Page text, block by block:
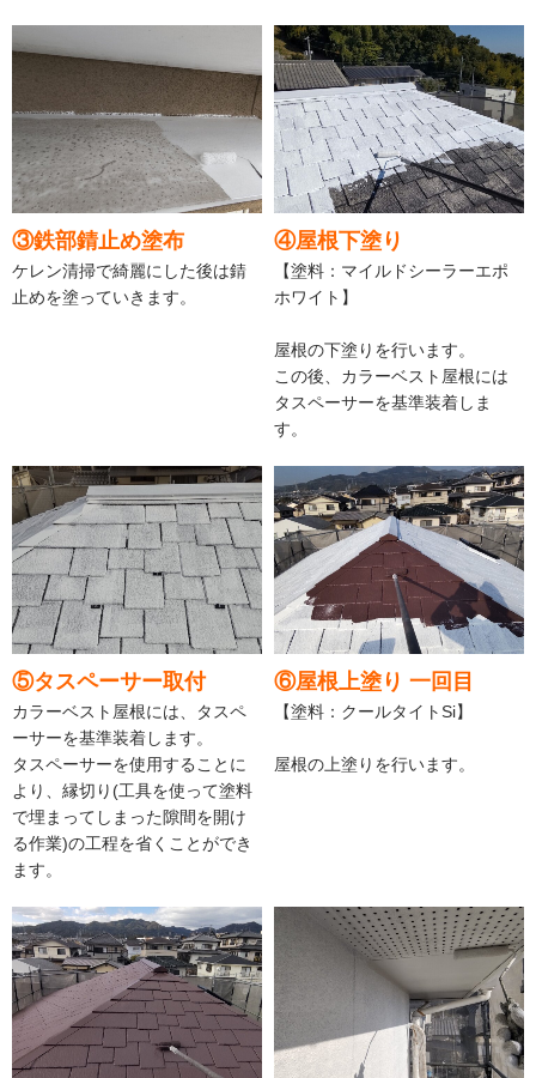
③鉄部錆止め塗布
ケレン清掃で綺麗にした後は錆
止めを塗っていきます。
④屋根下塗り
【塗料：マイルドシーラーエポ
ホワイト】
屋根の下塗りを行います。
この後、カラーベスト屋根には
タスペーサーを基準装着しま
す。
⑤タスペーサー取付
カラーベスト屋根には、タスペ
ーサーを基準装着します。
タスペーサーを使用することに
より、縁切り(工具を使って塗料
で埋まってしまった隙間を開け
る作業)の工程を省くことができ
ます。
⑥屋根上塗り 一回目
【塗料：クールタイトSi】
屋根の上塗りを行います。